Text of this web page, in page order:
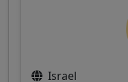
Israel